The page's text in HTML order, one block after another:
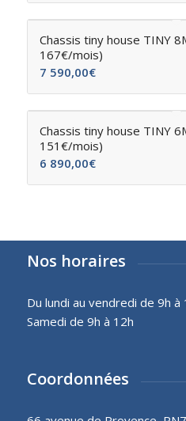
Chassis tiny house TINY
167€/mois)
7 590,00€
Chassis tiny house TINY
151€/mois)
6 890,00€
Nos horaires
Du lundi au vendredi de 9h
Samedi de 9h à 12h
Coordonnées